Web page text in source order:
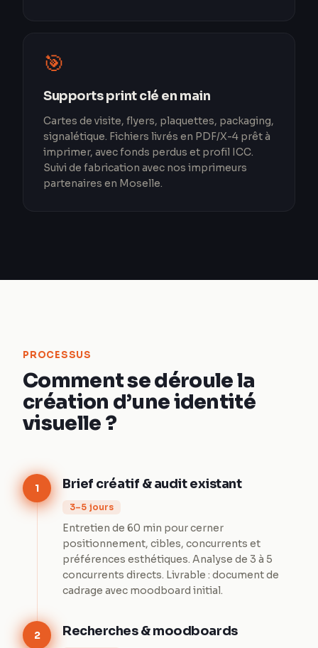
🎯
Supports print clé en main
Cartes de visite, flyers, plaquettes, packaging,
signalétique. Fichiers livrés en PDF/X-4 prêt à
imprimer, avec fonds perdus et profil ICC.
Suivi de fabrication avec nos imprimeurs
partenaires en Moselle.
PROCESSUS
Comment se déroule la
création d’une identité
visuelle ?
1 Brief créatif & audit existant
3–5 jours
Entretien de 60 min pour cerner
positionnement, cibles, concurrents et
préférences esthétiques. Analyse de 3 à 5
concurrents directs. Livrable : document de
cadrage avec moodboard initial.
2 Recherches & moodboards